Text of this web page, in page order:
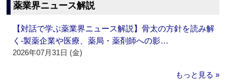
薬業界ニュース解説
【対話で学ぶ薬業界ニュース解説】骨太の方針を読み解
く‐製薬企業や医療、薬局・薬剤師への影…
2026年07月31日 (金)
もっと見る »